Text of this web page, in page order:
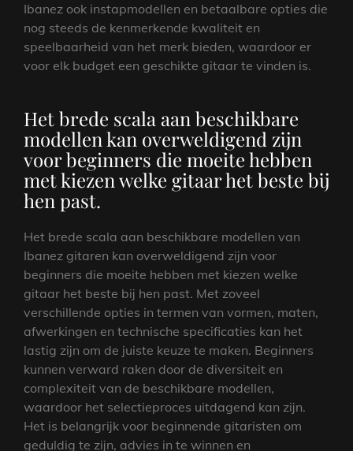
Ibanez ook instapmodellen en betaalbare opties die
nog steeds de kenmerkende kwaliteit en
speelbaarheid van het merk bieden, waardoor er
voor elk budget een geschikte gitaar te vinden is.
Het brede scala aan beschikbare
modellen kan overweldigend zijn
voor beginners die moeite hebben
met kiezen welke gitaar het beste bij
hen past.
Het brede scala aan beschikbare modellen van
Ibanez gitaren kan overweldigend zijn voor
beginners die moeite hebben met kiezen welke
gitaar het beste bij hen past. Met zoveel
verschillende opties in termen van vormen, maten,
afwerkingen en technische specificaties kan het
lastig zijn om de juiste keuze te maken. Beginners
kunnen verward raken door de diversiteit en
complexiteit van de beschikbare modellen,
waardoor het selectieproces uitdagend kan zijn.
Het is belangrijk voor beginnende gitaristen om
geduldig te zijn, advies in te winnen en